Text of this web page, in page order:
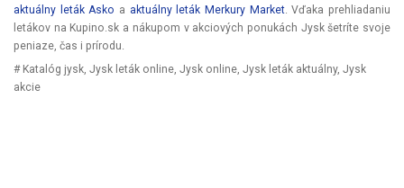
aktuálny leták Asko a aktuálny leták Merkury Market. Vďaka prehliadaniu
letákov na Kupino.sk a nákupom v akciových ponukách Jysk šetríte svoje
peniaze, čas i prírodu.
# Katalóg jysk, Jysk leták online, Jysk online, Jysk leták aktuálny, Jysk
akcie